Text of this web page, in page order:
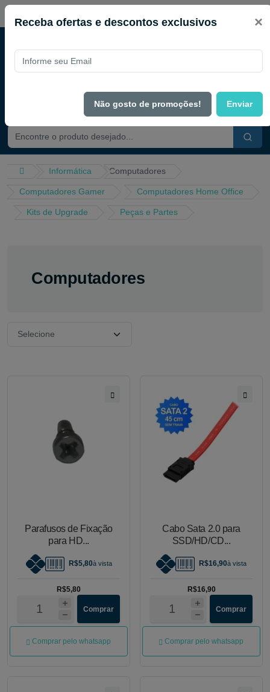
Informática Computadores
Computadores Gamer Computadores Home Office
Kits de Upgrade Peças e Partes
Computadores
Parafusos de Fixação
para HD...
R$5,80à vista
R$5,80
Comprar
Comprar pelo whatsapp
Cabo Sata 2.0 para
SSD/HD/CD...
R$16,90à vista
R$16,90
Comprar
Comprar pelo whatsapp
Receba ofertas e descontos exclusivos ×
Não gosto de promoções! Enviar